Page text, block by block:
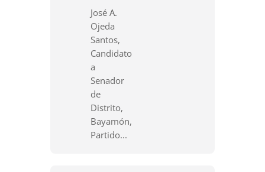
José A.
Ojeda
Santos,
Candidato
a
Senador
de
Distrito,
Bayamón,
Partido...